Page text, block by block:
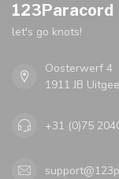
123Paracord
let's go knots!
Oosterwerf 4
1911 JB
+31 (0)75